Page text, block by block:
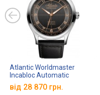
Atlantic Worldmaster
Incabloc Automatic
53780.41.43R
від 28 870 грн.